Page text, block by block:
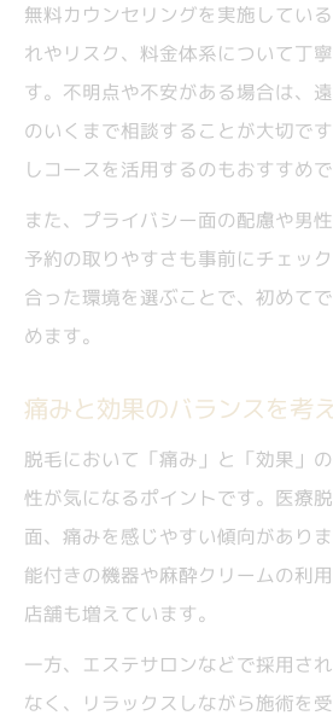
無料カウンセリングを実施してい
れやリスク、料金体系について丁
す。不明点や不安がある場合は、
のいくまで相談することが大切で
しコースを活用するのもおすすめで
また、プライバシー面の配慮や男
予約の取りやすさも事前にチェッ
合った環境を選ぶことで、初めて
めます。
痛みと効果のバランスを考
脱毛において「痛み」と「効果」
性が気になるポイントです。医療
面、痛みを感じやすい傾向があり
能付きの機器や麻酔クリームの利
店舗も増えています。
一方、エステサロンなどで採用さ
なく、リラックスしながら施術を